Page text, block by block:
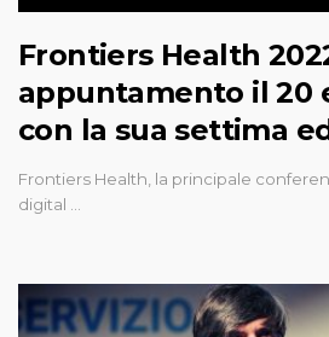
Frontiers Health
appuntamento il 20
con la sua settima
Frontiers Health, la principale
digital …